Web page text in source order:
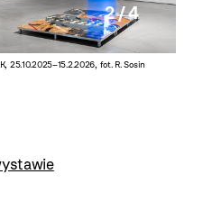
25.10.2025–15.2.2026, fot. R. Sosin
2 / 4